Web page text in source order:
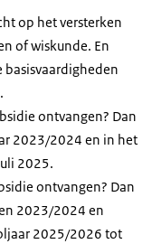
op het versterken
of wiskunde. En
basisvaardigheden
ontvangen? Dan
2023/2024 en in het
2025.
ontvangen? Dan
2023/2024 en
2025/2026 tot